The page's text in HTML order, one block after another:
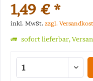
1,49 € *
inkl. MwSt. zzgl.
sofort lieferbar,